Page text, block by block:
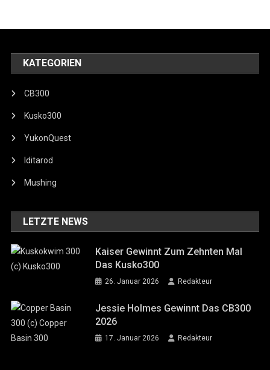
KATEGORIEN
CB300
Kusko300
YukonQuest
Iditarod
Mushing
LETZTE NEWS
Kaiser Gewinnt Zum Zehnten Mal
Das Kusko300
26. Januar 2026 Redakteur
Jessie Holmes Gewinnt Das CB300
2026
17. Januar 2026 Redakteur